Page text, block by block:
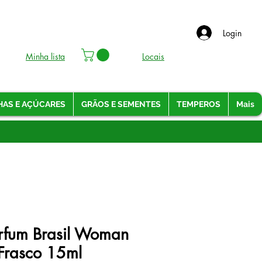
Login
Minha lista Locais
E AÇÚCARES GRÃOS E SEMENTES TEMPEROS Mais
Brasil Woman
15ml